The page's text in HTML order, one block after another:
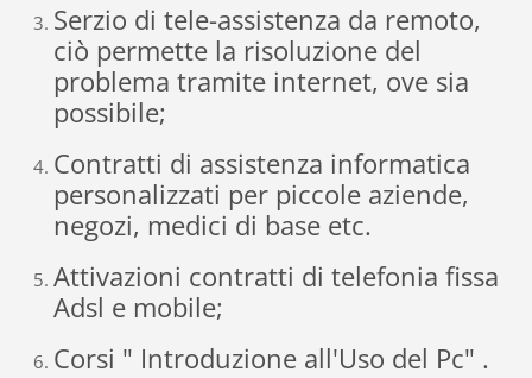
Serzio di tele-assistenza da remoto,
ciò permette la risoluzione del
problema tramite internet, ove sia
possibile;
Contratti di assistenza informatica
personalizzati per piccole aziende,
negozi, medici di base etc.
Attivazioni contratti di telefonia fissa
Adsl e mobile;
Corsi " Introduzione all'Uso del Pc" .